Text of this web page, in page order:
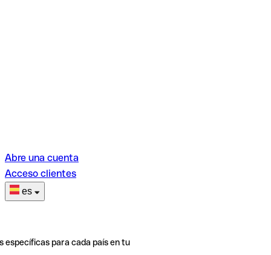
Abre una cuenta
Acceso clientes
es
específicas para cada país en tu